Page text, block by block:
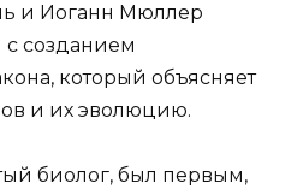
и Иоганн Мюллер
с созданием
который объясняет
и их эволюцию.
биолог, был первым,